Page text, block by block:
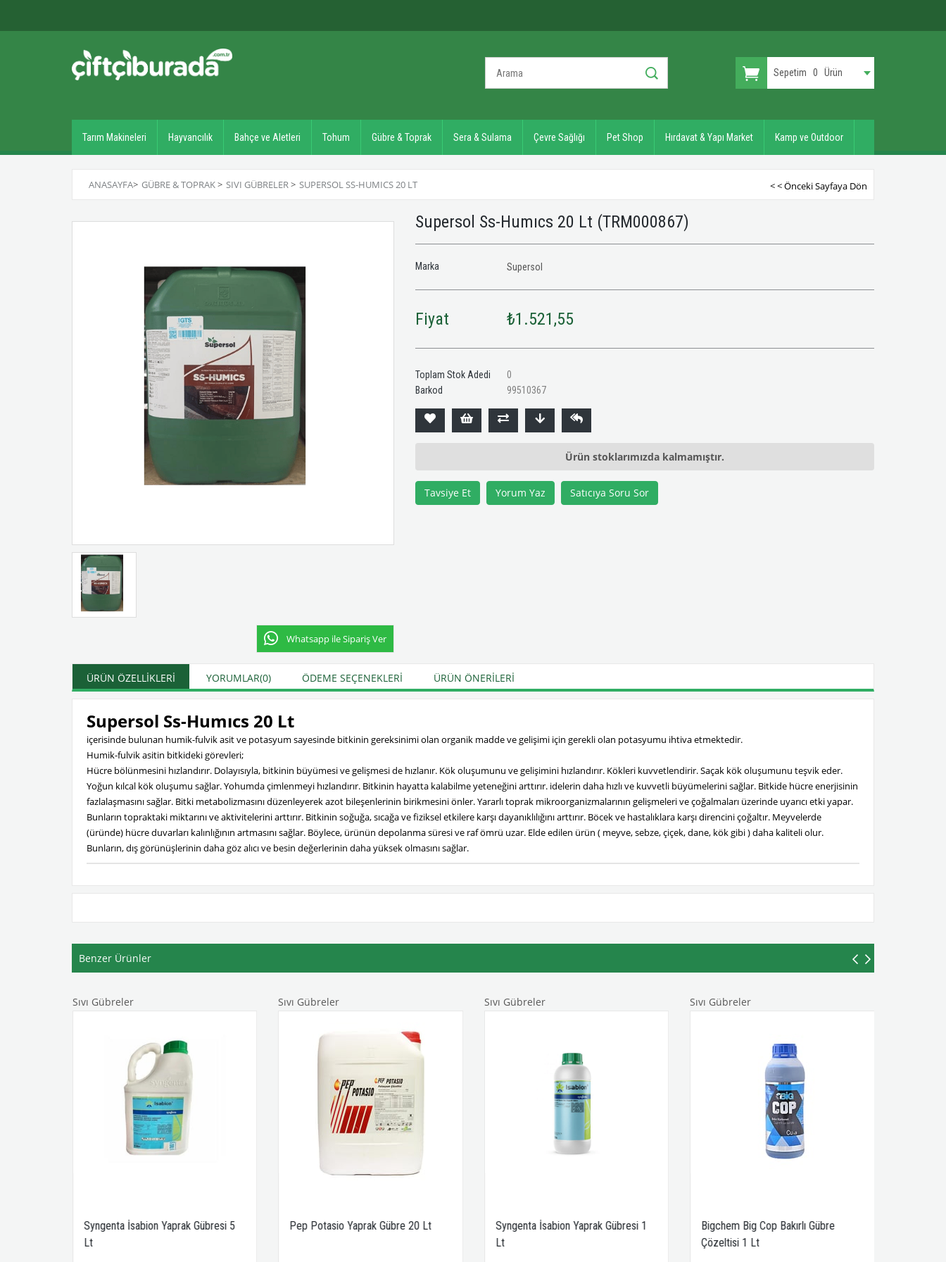
Sepetim 0 Ürün
Tarım Makineleri Hayvancılık Bahçe ve Aletleri Tohum Gübre & Toprak Sera & Sulama Çevre Sağlığı Pet Shop Hırdavat & Yapı Market Kamp ve Outdoor
ANASAYFA> GÜBRE & TOPRAK> SIVI GÜBRELER> SUPERSOL SS-HUMICS 20 LT < < Önceki Sayfaya Dön
Whatsapp ile Sipariş Ver
Supersol Ss-Humıcs 20 Lt (TRM000867)
Marka Supersol
Fiyat ₺1.521,55
Toplam Stok Adedi
0
Barkod
99510367
Ürün stoklarımızda kalmamıştır.
Tavsiye Et Yorum Yaz Satıcıya Soru Sor
ÜRÜN ÖZELLIKLERI YORUMLAR(0) ÖDEME SEÇENEKLERI ÜRÜN ÖNERILERI
Supersol Ss-Humıcs 20 Lt
içerisinde bulunan humik-fulvik asit ve potasyum sayesinde bitkinin gereksinimi olan organik madde ve gelişimi için gerekli olan potasyumu ihtiva etmektedir.
Humik-fulvik asitin bitkideki görevleri;
Hücre bölünmesini hızlandırır. Dolayısıyla, bitkinin büyümesi ve gelişmesi de hızlanır. Kök oluşumunu ve gelişimini hızlandırır. Kökleri kuvvetlendirir. Saçak kök oluşumunu teşvik eder.
Yoğun kılcal kök oluşumu sağlar. Yohumda çimlenmeyi hızlandırır. Bitkinin hayatta kalabilme yeteneğini arttırır. idelerin daha hızlı ve kuvvetli büyümelerini sağlar. Bitkide hücre enerjisinin
fazlalaşmasını sağlar. Bitki metabolizmasını düzenleyerek azot bileşenlerinin birikmesini önler. Yararlı toprak mikroorganizmalarının gelişmeleri ve çoğalmaları üzerinde uyarıcı etki yapar.
Bunların topraktaki miktarını ve aktivitelerini arttırır. Bitkinin soğuğa, sıcağa ve fiziksel etkilere karşı dayanıklılığını arttırır. Böcek ve hastalıklara karşı direncini çoğaltır. Meyvelerde
(üründe) hücre duvarları kalınlığının artmasını sağlar. Böylece, ürünün depolanma süresi ve raf ömrü uzar. Elde edilen ürün ( meyve, sebze, çiçek, dane, kök gibi ) daha kaliteli olur.
Bunların, dış görünüşlerinin daha göz alıcı ve besin değerlerinin daha yüksek olmasını sağlar.
Benzer Ürünler
Sıvı Gübreler
Syngenta İsabion Yaprak Gübresi 5
Lt
Sıvı Gübreler
Pep Potasio Yaprak Gübre 20 Lt
Sıvı Gübreler
Syngenta İsabion Yaprak Gübresi 1
Lt
Sıvı Gübreler
Bigchem Big Cop Bakırlı Gübre
Çözeltisi 1 Lt